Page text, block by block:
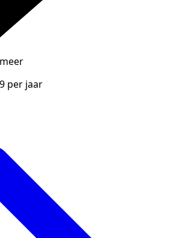
per jaar